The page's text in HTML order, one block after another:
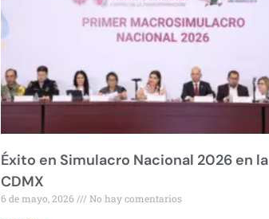
Éxito en Simulacro Nacional 2026 en la
CDMX
6 de mayo, 2026 No hay comentarios